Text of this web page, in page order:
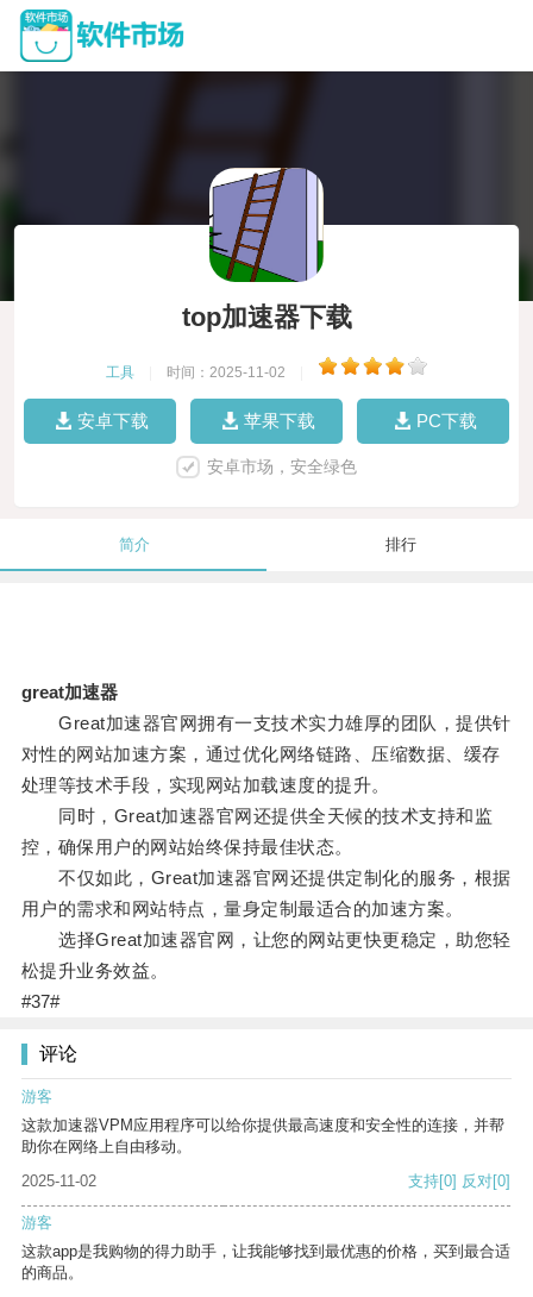
top加速器下载
工具 时间：2025-11-02
安卓下载 苹果下载 PC下载
安卓市场，安全绿色
简介 排行
great加速器
Great加速器官网拥有一支技术实力雄厚的团队，提供针
对性的网站加速方案，通过优化网络链路、压缩数据、缓存
处理等技术手段，实现网站加载速度的提升。
同时，Great加速器官网还提供全天候的技术支持和监
控，确保用户的网站始终保持最佳状态。
不仅如此，Great加速器官网还提供定制化的服务，根据
用户的需求和网站特点，量身定制最适合的加速方案。
选择Great加速器官网，让您的网站更快更稳定，助您轻
松提升业务效益。
#37#
评论
游客
这款加速器VPM应用程序可以给你提供最高速度和安全性的连接，并帮
助你在网络上自由移动。
2025-11-02
支持[0] 反对[0]
游客
这款app是我购物的得力助手，让我能够找到最优惠的价格，买到最合适
的商品。